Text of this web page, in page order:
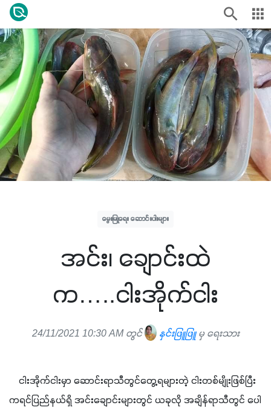
မွေးမြူရေး ဆောင်းပါးများ
အင်း၊ ချောင်းထဲ
က…..ငါးအိုက်ငါး
24/11/2021 10:30 AM တွင် နှင်းဖြူဖြူမှ ရေးသား
ငါးအိုက်ငါးမှာ ဆောင်းရာသီတွင်တွေ့ရများတဲ့ ငါးတစ်မျိုးဖြစ်ပြီး
ကရင်ပြည်နယ်ရှိ အင်း​ချောင်းများတွင် ယခုလို အချိန်ရာသီတွင် ပေါ